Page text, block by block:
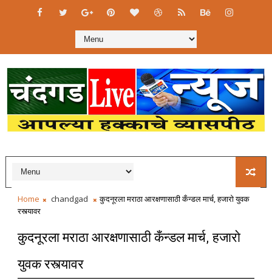
Home chandgad
कुदनूरला मराठा आरक्षणासाठी कँन्डल मार्च, हजाराे युवक
रस्त्यावर
कुदनूरला मराठा आरक्षणासाठी कँन्डल मार्च, हजाराे
युवक रस्त्यावर